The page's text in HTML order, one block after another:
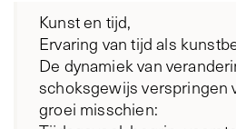
Kunst en tijd,
Ervaring van tijd als
De dynamiek van
schoksgewijs verspringen
groei misschien: